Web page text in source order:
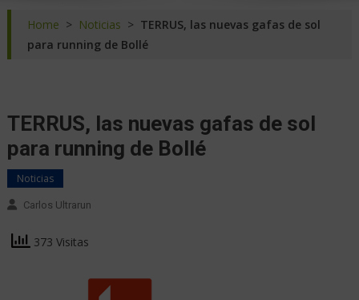
Home > Noticias > TERRUS, las nuevas gafas de sol
para running de Bollé
TERRUS, las nuevas gafas de sol
para running de Bollé
Noticias
Carlos Ultrarun
373 Visitas